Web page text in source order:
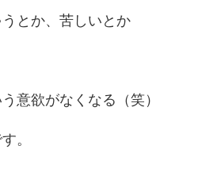
とか、苦しいとか
意欲がなくなる（笑）
。